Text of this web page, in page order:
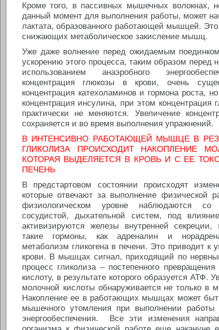
Кроме того, в пассивных мышечных волокнах,
данный момент для выполнения работы, может
лактата, образованного работающей мышцей.
снижающих метаболическое закисление мышц.
Уже даже волнение перед ожидаемым
ускорению этого процесса, таким образом перед
использованием анаэробного
концентрация глюкозы в крови, очень
концентрация катехоламинов и гормона роста,
концентрация инсулина, при этом концентрация
практически не меняются. Увеличение
сохраняется и во время выполнения упражнений.
В ИНТЕНСИВНО РАБОТАЮЩЕЙ МЫШЦЕ В
ГЛИКОЛИЗА ПРОИСХОДИТ НАКОПЛЕНИЕ
КОТОРАЯ ВЫДЕЛЯЕТСЯ В КРОВЬ И С ЕЕ
ПЕЧЕНЬ
В предстартовом состоянии происходят
которые отвечают за выполнение физической
физиологическом уровне наблюдаются со
сосудистой, дыхательной систем, под
активизируются железы внутренней
такие гормоны, как адреналин и
метаболизм гликогена в печени. Это приводит к
крови. В мышцах сигнал, приходящий по
процесс гликолиза – постепенного
кислоту, в результате которого образуется АТФ.
молочной кислоты обнаруживается не только в
Накопление ее в работающих мышцах может
мышечного утомления при выполнении работы
энергообеспечения. Все эти изменения